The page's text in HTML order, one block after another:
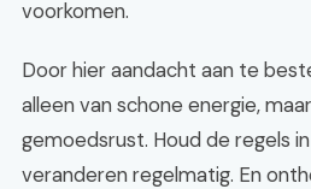
voorkomen.
Door hier aandacht aan te
alleen van schone energie,
gemoedsrust. Houd de regels
veranderen regelmatig. En